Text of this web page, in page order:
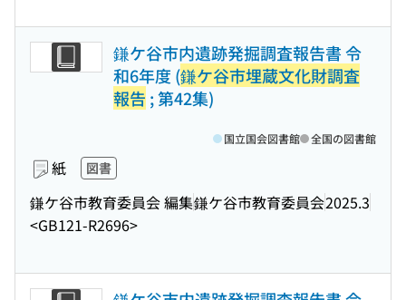
鎌ケ谷市内遺跡発掘調査報告書 令
和6年度 (鎌ケ谷市埋蔵文化財調査
報告 ; 第42集)
紙 図書
鎌ケ谷市教育委員会 編集鎌ケ谷市教育委員会2025.3
<GB121-R2696>
国立国会図書館 全国の図書館